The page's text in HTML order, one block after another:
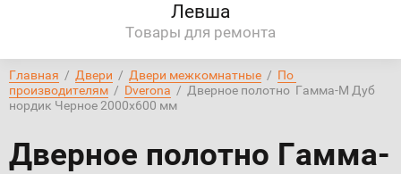
Левша
Товары для ремонта
Главная
  /
Двери
  /
Двери межкомнатные
  /
По
производителям
  /
Dverona
  /  Дверное полотно  Гамма-М Дуб
нордик Черное 2000х600 мм
Дверное полотно Гамма-